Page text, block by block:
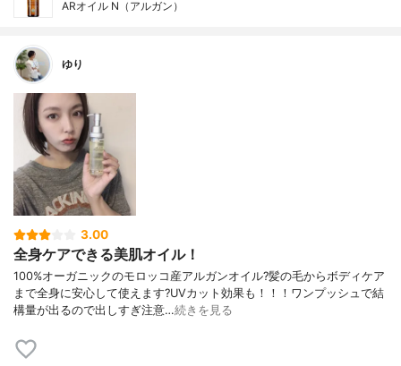
ARオイル N（アルガン）
ゆり
3.00
全身ケアできる美肌オイル！
100%オーガニックのモロッコ産アルガンオイル?髪の毛からボディケア
まで全身に安心して使えます?UVカット効果も！！！ワンプッシュで結
構量が出るので出しすぎ注意…続きを見る